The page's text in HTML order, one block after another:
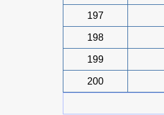
197
198
199
200